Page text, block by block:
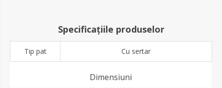
Specificațiile produselor
Tip pat Cu sertar
Dimensiuni